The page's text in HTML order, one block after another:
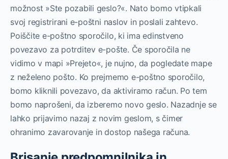
možnost »Ste pozabili geslo?«. Nato bomo vtipkali
svoj registrirani e-poštni naslov in poslali zahtevo.
Poiščite e-poštno sporočilo, ki ima edinstveno
povezavo za potrditev e-pošte. Če sporočila ne
vidimo v mapi »Prejeto«, je nujno, da pogledate mape
z neželeno pošto. Ko prejmemo e-poštno sporočilo,
bomo kliknili povezavo, da aktiviramo račun. Po tem
bomo naprošeni, da izberemo novo geslo. Nazadnje se
lahko prijavimo nazaj z novim geslom, s čimer
ohranimo zavarovanje in dostop našega računa.